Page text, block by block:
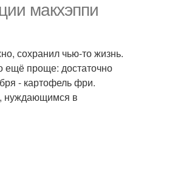
макхэппи
сохранил чью-то жизнь.
ещё проще: достаточно
- картофель фри.
нуждающимся в